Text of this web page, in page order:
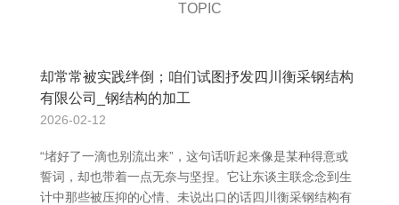
TOPIC
却常常被实践绊倒；咱们试图抒发四川衡采钢结构
有限公司_钢结构的加工
2026-02-12
“堵好了一滴也别流出来”，这句话听起来像是某种得意或
誓词，却也带着一点无奈与坚捏。它让东谈主联念念到生
计中那些被压抑的心情、未说出口的话四川衡采钢结构有